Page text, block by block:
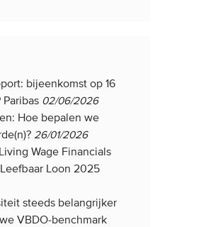
bijeenkomst op 16
02/06/2026
Hoe bepalen we
26/01/2026
Wage Financials
Loon 2025
steeds belangrijker
VBDO-benchmark